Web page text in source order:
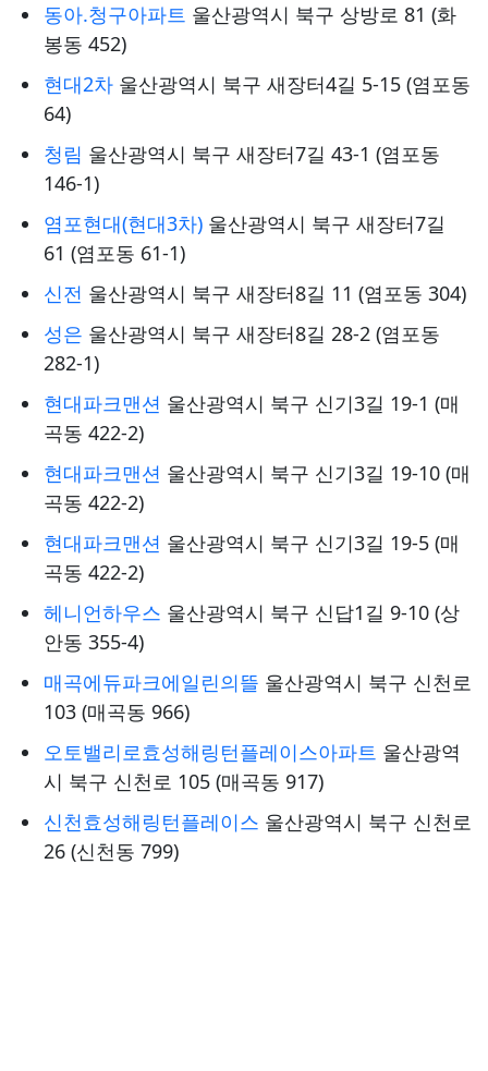
동아.청구아파트 울산광역시 북구 상방로 81 (화
봉동 452)
현대2차 울산광역시 북구 새장터4길 5-15 (염포동
64)
청림 울산광역시 북구 새장터7길 43-1 (염포동
146-1)
염포현대(현대3차) 울산광역시 북구 새장터7길
61 (염포동 61-1)
신전 울산광역시 북구 새장터8길 11 (염포동 304)
성은 울산광역시 북구 새장터8길 28-2 (염포동
282-1)
현대파크맨션 울산광역시 북구 신기3길 19-1 (매
곡동 422-2)
현대파크맨션 울산광역시 북구 신기3길 19-10 (매
곡동 422-2)
현대파크맨션 울산광역시 북구 신기3길 19-5 (매
곡동 422-2)
헤니언하우스 울산광역시 북구 신답1길 9-10 (상
안동 355-4)
매곡에듀파크에일린의뜰 울산광역시 북구 신천로
103 (매곡동 966)
오토밸리로효성해링턴플레이스아파트 울산광역
시 북구 신천로 105 (매곡동 917)
신천효성해링턴플레이스 울산광역시 북구 신천로
26 (신천동 799)